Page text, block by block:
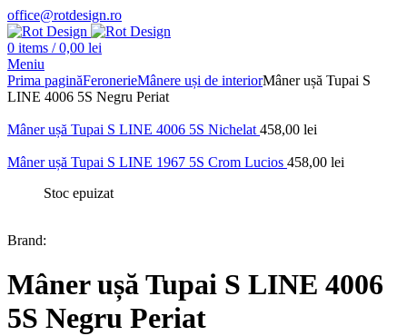
office@rotdesign.ro
0 items / 0,00 lei
Meniu
Prima paginăFeronerieMânere uși de interiorMâner ușă Tupai S
LINE 4006 5S Negru Periat
Mâner ușă Tupai S LINE 4006 5S Nichelat 458,00 lei
Mâner ușă Tupai S LINE 1967 5S Crom Lucios 458,00 lei
Stoc epuizat
Brand:
Mâner ușă Tupai S LINE 4006
5S Negru Periat